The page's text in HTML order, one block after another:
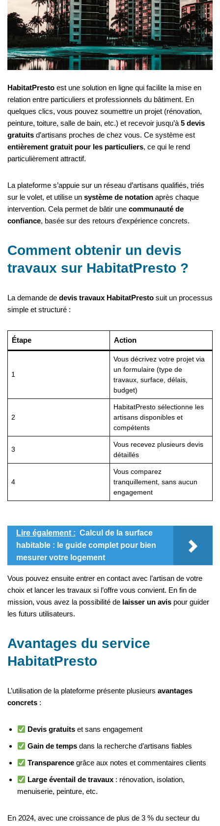
HabitatPresto est une solution en ligne qui facilite la mise en
relation entre particuliers et professionnels du bâtiment. En
quelques clics, vous pouvez soumettre un projet (rénovation,
peinture, toiture, salle de bain, etc.) et recevoir jusqu’à 5 devis
gratuits d’artisans proches de chez vous. Ce système est
entièrement gratuit pour les particuliers, ce qui le rend
particulièrement attractif.
La plateforme s’appuie sur un réseau d’artisans qualifiés, triés
sur le volet, et utilise un système de notation après chaque
intervention. Cela permet de bâtir une communauté de
confiance, basée sur des retours d’expérience concrets.
Comment obtenir un devis
travaux sur HabitatPresto ?
La demande de devis travaux HabitatPresto suit un processus
simple et structuré :
Étape Action
1
Vous décrivez votre projet via
un formulaire (type de
travaux, surface, délais,
budget)
2
HabitatPresto sélectionne les
artisans disponibles et
compétents
3
Vous recevez plusieurs devis
détaillés
4
Vous comparez
tranquillement, sans aucun
engagement
Lire également : Calcul de la surface
habitable : le guide complet pour bien
mesurer votre logement
Vous pouvez ensuite entrer en contact avec l’artisan de votre
choix et lancer les travaux si l’offre vous convient. En fin de
mission, vous avez la possibilité de laisser un avis pour guider
les futurs utilisateurs.
Avantages du service
HabitatPresto
L’utilisation de la plateforme présente plusieurs avantages
concrets :
Devis gratuits et sans engagement
Gain de temps dans la recherche d’artisans fiables
Transparence grâce aux notes et commentaires clients
Large éventail de travaux : rénovation, isolation,
menuiserie, peinture, etc.
En 2024, avec une croissance de plus de 3 % du secteur du